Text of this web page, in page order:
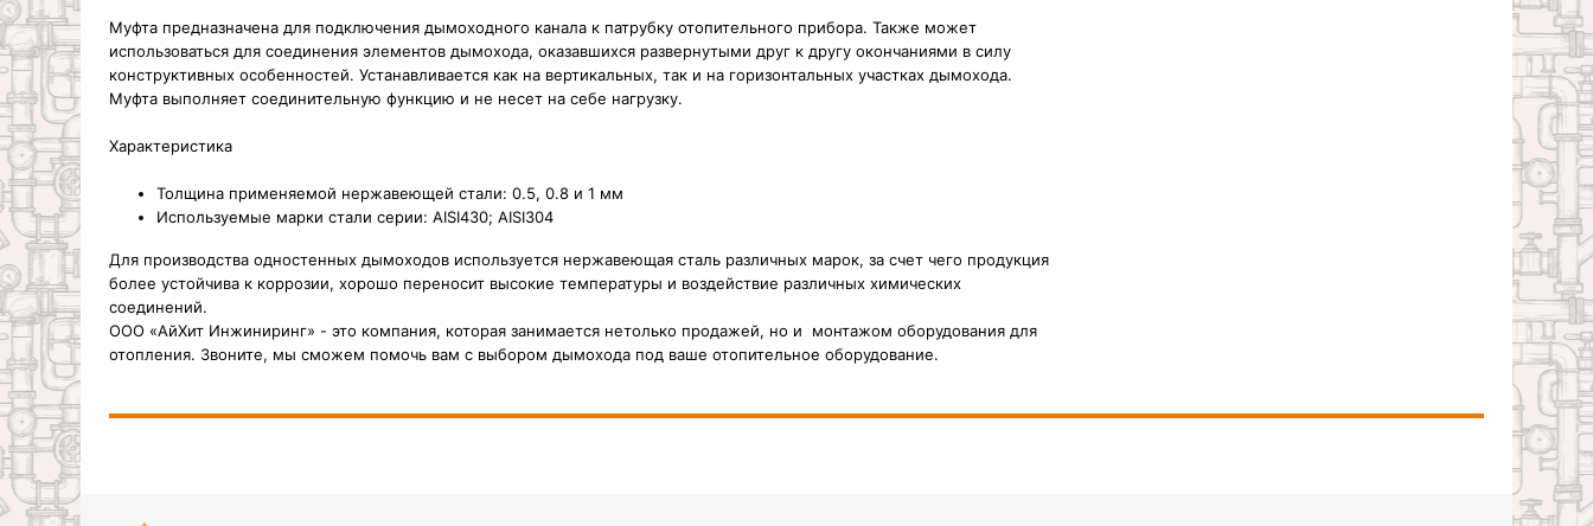
Муфта предназначена для подключения дымоходного канала к патрубку отопительного прибора. Также может
использоваться для соединения элементов дымохода, оказавшихся развернутыми друг к другу окончаниями в силу
конструктивных особенностей. Устанавливается как на вертикальных, так и на горизонтальных участках дымохода.
Муфта выполняет соединительную функцию и не несет на себе нагрузку.
Характеристика
Толщина применяемой нержавеющей стали: 0.5, 0.8 и 1 мм
Используемые марки стали серии: AISI430; AISI304
Для производства одностенных дымоходов используется нержавеющая сталь различных марок, за счет чего продукция
более устойчива к коррозии, хорошо переносит высокие температуры и воздействие различных химических
соединений.
ООО «АйХит Инжиниринг» - это компания, которая занимается нетолько продажей, но и монтажом оборудования для
отопления. Звоните, мы сможем помочь вам с выбором дымохода под ваше отопительное оборудование.